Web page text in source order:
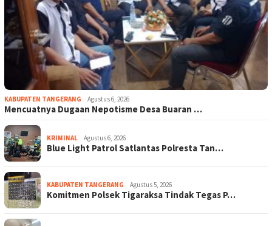
KABUPATEN TANGERANG Agustus 6, 2026
Mencuatnya Dugaan Nepotisme Desa Buaran …
KRIMINAL Agustus 6, 2026
Blue Light Patrol Satlantas Polresta Tan…
KABUPATEN TANGERANG Agustus 5, 2026
Komitmen Polsek Tigaraksa Tindak Tegas P…